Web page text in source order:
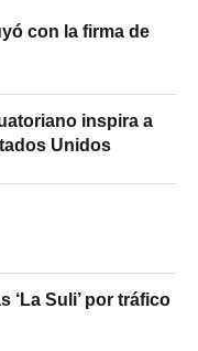
con la firma de
inspira a
Unidos
‘La Suli’ por tráfico